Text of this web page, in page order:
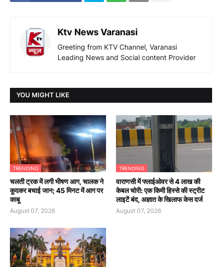
Ktv News Varanasi
Greeting from KTV Channel, Varanasi
Leading News and Social content Provider
YOU MIGHT LIKE
TRENDING
चलती ट्रक में लगी भीषण आग, चालक ने
कूदकर बचाई जान; 45 मिनट में आग पर
काबू
August 07, 2026
TRENDING
वाराणसी में फ्लाईओवर से 4 लाख की
केबल चोरी: एक किमी हिस्से की स्ट्रीट
लाइटें बंद, अज्ञात के खिलाफ केस दर्ज
August 07, 2026